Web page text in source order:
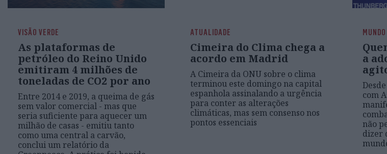
VISÃO VERDE
As plataformas de
petróleo do Reino Unido
emitiram 4 milhões de
toneladas de CO2 por ano
Entre 2014 e 2019, a queima de gás
sem valor comercial - mas que
seria suficiente para aquecer um
milhão de casas - emitiu tanto
como uma central a carvão,
conclui um relatório da
ATUALIDADE
Cimeira do Clima chega a
acordo em Madrid
A Cimeira da ONU sobre o clima
terminou este domingo na capital
espanhola assinalando a urgência
para conter as alterações
climáticas, mas sem consenso nos
pontos essenciais
MUNDO
a
com
não
dizer